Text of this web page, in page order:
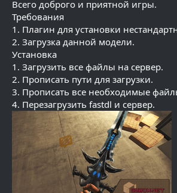
Всего доброго и приятной игры.
Требования
1. Плагин для установки
2. Загрузка данной модели.
Установка
1. Загрузить все файлы на сервер.
2. Прописать пути для загрузки.
3. Прописать все необходимые
4. Перезагрузить fastdl и сервер.